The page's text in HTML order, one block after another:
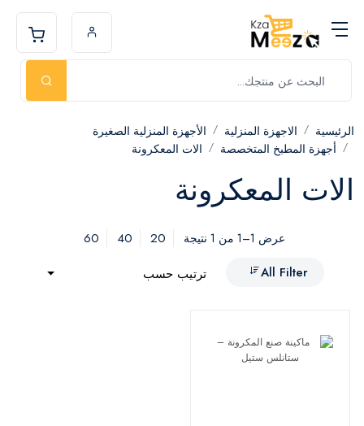
الرئيسية الاجهزة المنزلية
الأجهزة المنزلية الصغيرة
أجهزة المطبخ المتخصصة
الات المعكرونة
الات المعكرونة
عرض 1–1 من 1 نتيجة 20
40
60
All Filter
ترتيب حسب